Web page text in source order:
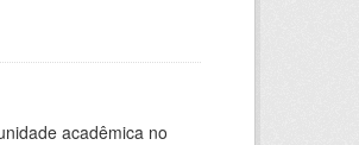
acadêmica no